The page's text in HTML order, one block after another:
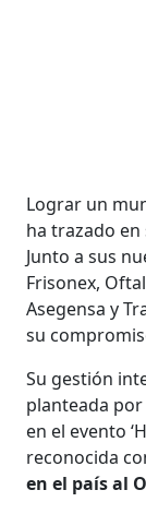
Lograr un
ha trazado
Junto a sus
Frisonex,
Asegensa y
su
Su gestión
planteada por
en el evento
reconocida
en el país al